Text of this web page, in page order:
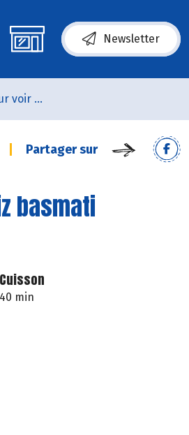
Newsletter
Pédalez pour voir un film !
Partager sur
basmati
Cuisson
40 min